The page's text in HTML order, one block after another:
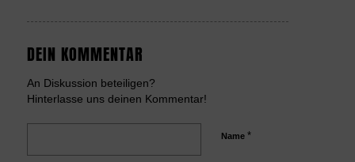
DEIN KOMMENTAR
An Diskussion beteiligen?
Hinterlasse uns deinen Kommentar!
Name *